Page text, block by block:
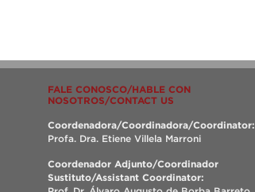
FALE CONOSCO/HABLE CON
NOSOTROS/CONTACT US
Coordenadora/Coordinadora/Coordinator:
Profa. Dra. Etiene Villela Marroni
Coordenador Adjunto/Coordinador
Sustituto/Assistant Coordinator: